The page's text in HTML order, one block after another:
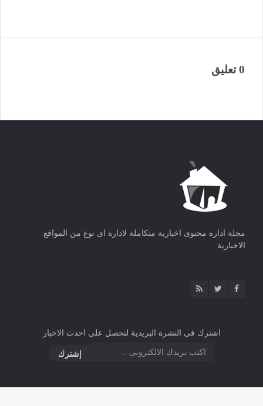
0 تعليق
مجلة ادارة محتوى اخبارية متكاملة لادارة اى نوع من المواقع
الاخبارية
اشترك فى النشرة البريدية لتحصل على احدث الاخبار